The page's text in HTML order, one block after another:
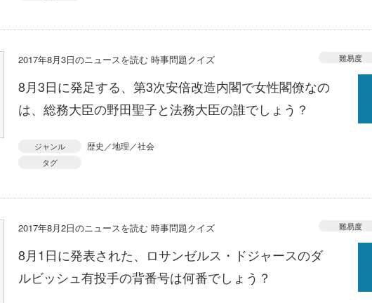
2017年8月3日のニュースを読む 時事問題クイズ 難易度
8月3日に発足する、第3次安倍改造内閣で女性閣僚なの
は、総務大臣の野田聖子と法務大臣の誰でしょう？
ジャンル 歴史／地理／社会
タグ
2017年8月2日のニュースを読む 時事問題クイズ 難易度
8月1日に発表された、ロサンゼルス・ドジャースのダ
ルビッシュ有投手の背番号は何番でしょう？